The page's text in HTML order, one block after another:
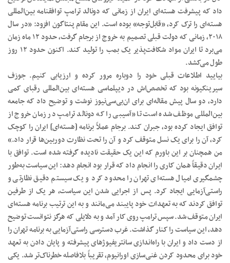
داد که پیشرفت هسته‌ای ایران از زمانی که دونالد ترامپ توافقنامه بین‌المللی
هسته‌ای را ترک کرد، «قابل‌توجه» بوده است. این مقام پنتاگون افزود: «در سال
۲۰۱۸، زمانی که دولت قبلی تصمیم به خروج از برجام گرفت، حدود ۱۲ ماه زمان
می‌برد تا ایران مواد شکافت‌پذیر یک بمب را تولید کند. اکنون حدود ۱۲ روز
طول می‌کشد.
بیایید اطلاعات قبلی خود را دوباره مرور کرده و ارزیابی کنیم. جوزف
سیرینکیونه بود که تخصص‌اش در دیپلماسی هسته‌ای بین‌المللی رقبای کمی
دارد، دو سال پیش مقاله‌ای برای ان‌بی‌سی‌نیوز نوشت و توضیح داد که جامعه
بین‌المللی موظف شده است تا «آسیبی را که دونالد ترامپ در زمان خروج از
توافق ایجاد کرده بود، جبران کند. برجام عملاً برنامه [هسته‌ای] ایران را کوچک
کرد، آن را برای یک نسل متوقف کرد و آن را تحت نظارت دوربین‌ها قرار داد.»
من همچنان بر این باورم که این یک حقیقت نادیده گرفته شده است. توافق با
ایران دقیقاً همان کاری را انجام داد که قرار بود انجام دهد: این سیاست به‌طور
چشمگیری امیال هسته‌ای تهران را محدود کرد و یک سیستم دقیق نظارتی و
راستی‌آزمایی ایجاد کرد. پس از اجرایی شدن این سیاست، هر یک از طرفین
توافق کردند که به تعهدات خود پایبند می‌مانند و به این ترتیب برنامه هسته‌ای
ایران متوقف شد. سپس ترامپ روی کار آمد و به دلایلی که هرگز نتوانست توضیح
دهد، این سیاست را کنار گذاشت. غرب دسترسی راستی‌آزمایی به برنامه تهران را
از دست داد و ایران با راه‌اندازی سانتریفیوژهای پیشرفته و پایان دادن به تعهد
خود برای محدود کردن غنی‌سازی اورانیوم، تقریباً بلافاصله خطرناک‌تر شد. یکی